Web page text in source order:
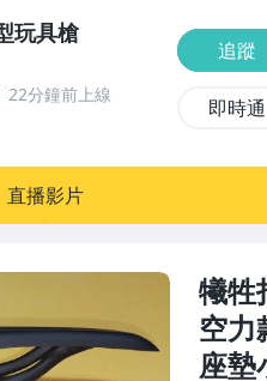
犧牲
空力
座墊
玩具槍
22分鐘前上線
追蹤
即時通
直播影片